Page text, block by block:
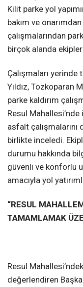
Kilit parke yol
bakım ve
çalışmalarından
birçok alanda
Çalışmaları
Yıldız, Tozkoparan
parke kaldırım
Resul
asfalt çalışmalarını
birlikte inceledi.
durumu hakkında
güvenli ve konforlu
amacıyla yol
“RESUL
TAMAMLAMAK
Resul
değerlendiren